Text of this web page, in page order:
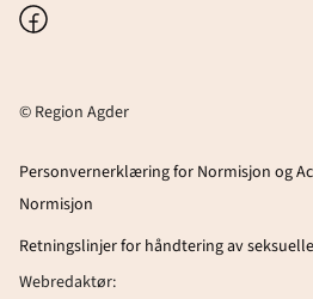
Facebook
© Region Agder
Personvernerklæring for Normisjon og
Normisjon
Retningslinjer for håndtering av
Webredaktør: